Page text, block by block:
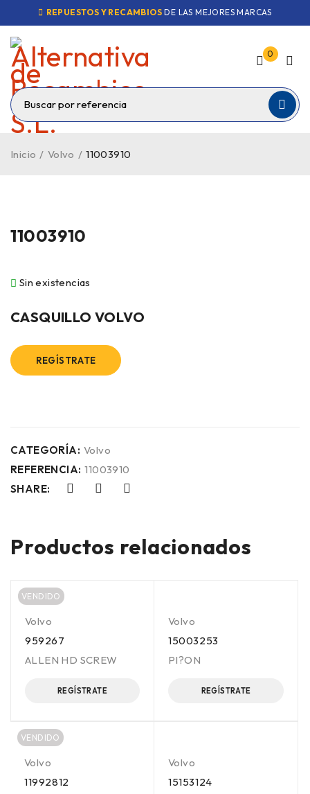
REPUESTOS Y RECAMBIOS DE LAS MEJORES MARCAS
0
Inicio / Volvo / 11003910
11003910
Sin existencias
CASQUILLO VOLVO
REGÍSTRATE
CATEGORÍA: Volvo
REFERENCIA: 11003910
SHARE:
Productos relacionados
VENDIDO
Volvo
959267
ALLEN HD SCREW
REGÍSTRATE
Volvo
15003253
PI?ON
REGÍSTRATE
VENDIDO
Volvo
11992812
Volvo
15153124